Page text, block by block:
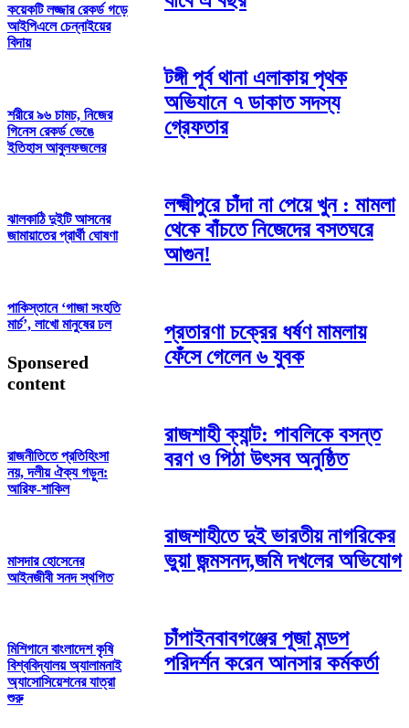
কয়েকটি লজ্জার রেকর্ড গড়ে
আইপিএলে চেন্নাইয়ের
বিদায়
শরীরে ৯৬ চামচ, নিজের
গিনেস রেকর্ড ভেঙে
ইতিহাস আবুলফজলের
ঝালকাঠি দুইটি আসনের
জামায়াতের প্রার্থী ঘোষণা
পাকিস্তানে ‘গাজা সংহতি
মার্চ’, লাখো মানুষের ঢল
Sponsered
content
রাজনীতিতে প্রতিহিংসা
নয়, দলীয় ঐক্য গড়ুন:
আরিফ-শাকিল
মাসদার হোসেনের
আইনজীবী সনদ স্থগিত
মিশিগানে বাংলাদেশ কৃষি
বিশ্ববিদ্যালয় অ্যালামনাই
অ্যাসোসিয়েশনের যাত্রা
শুরু
টঙ্গী পূর্ব থানা এলাকায় পৃথক
অভিযানে ৭ ডাকাত সদস্য
গ্রেফতার
লক্ষ্মীপুরে চাঁদা না পেয়ে খুন : মামলা
থেকে বাঁচতে নিজেদের বসতঘরে
আগুন!
প্রতারণা চক্রের ধর্ষণ মামলায়
ফেঁসে গেলেন ৬ যুবক
রাজশাহী ক্যান্ট: পাবলিকে বসন্ত
বরণ ও পিঠা উৎসব অনুষ্ঠিত
রাজশাহীতে দুই ভারতীয় নাগরিকের
ভুয়া জন্মসনদ,জমি দখলের অভিযোগ
চাঁপাইনবাবগঞ্জের পূজা মন্ডপ
পরিদর্শন করেন আনসার কর্মকর্তা